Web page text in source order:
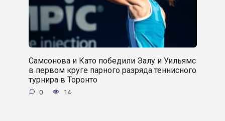
Самсонова и Като победили Эалу и Уильямс
в первом круге парного разряда теннисного
турнира в Торонто
0 14